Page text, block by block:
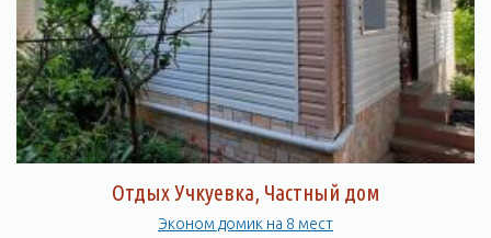
Отдых Учкуевка, Частный дом
Эконом домик на 8 мест